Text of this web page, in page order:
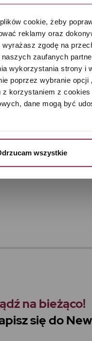
cookie, żeby
reklamy oraz
wyrażasz zgodę na
zaufanych
wykorzystania strony i
poprzez wybranie
z korzystaniem z
dane mogą być
wszystkie
RP są ustalane
w jednym
koszty wysyłki są
są
na bieżąco!
się do